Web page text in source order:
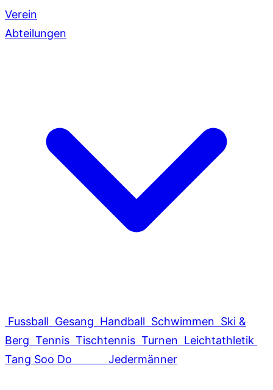
Verein
Abteilungen
Fussball Gesang Handball Schwimmen Ski &
Berg Tennis Tischtennis Turnen Leichtathletik
Tang Soo Do
Jedermänner